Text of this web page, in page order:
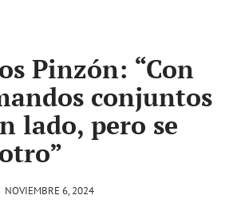
Pinzón: “Con
conjuntos
lado, pero se
NOVIEMBRE 6, 2024